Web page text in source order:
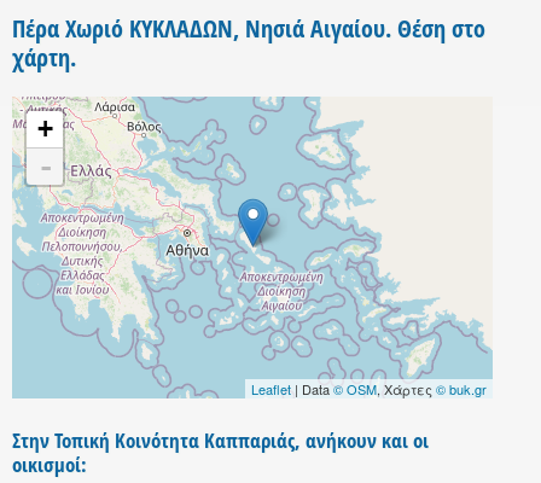
Πέρα Χωριό ΚΥΚΛΑΔΩΝ, Νησιά Αιγαίου. Θέση στο
χάρτη.
+
-
Leaflet | Data© OSM, Χάρτες © buk.gr
Στην Τοπική Κοινότητα Καππαριάς, ανήκουν και οι
οικισμοί: